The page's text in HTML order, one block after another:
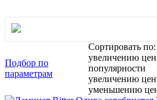
Подбор по
параметрам
Сортировать по:
увеличению
популярности
увеличению
уменьшению